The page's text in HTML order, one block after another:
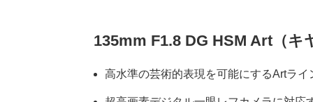
135mm F1.8 DG HSM Art（キ
高水準の芸術的表現を可能にするArtライ